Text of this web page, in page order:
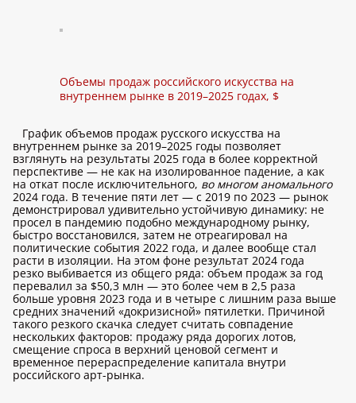
Объемы продаж российского искусства на
внутреннем рынке в 2019–2025 годах, $
График объемов продаж русского искусства на
внутреннем рынке за 2019–2025 годы позволяет
взглянуть на результаты 2025 года в более корректной
перспективе — не как на изолированное падение, а как
на откат после исключительного, во многом аномального
2024 года. В течение пяти лет — с 2019 по 2023 — рынок
демонстрировал удивительно устойчивую динамику: не
просел в пандемию подобно международному рынку,
быстро восстановился, затем не отреагировал на
политические события 2022 года, и далее вообще стал
расти в изоляции. На этом фоне результат 2024 года
резко выбивается из общего ряда: объем продаж за год
перевалил за $50,3 млн — это более чем в 2,5 раза
больше уровня 2023 года и в четыре с лишним раза выше
средних значений «докризисной» пятилетки. Причиной
такого резкого скачка следует считать совпадение
нескольких факторов: продажу ряда дорогих лотов,
смещение спроса в верхний ценовой сегмент и
временное перераспределение капитала внутри
российского арт-рынка.